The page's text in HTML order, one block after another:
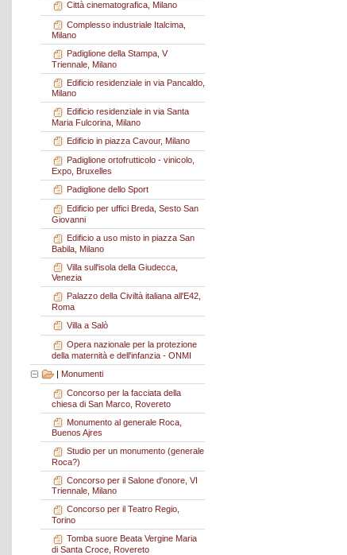
Città cinematografica, Milano
Complesso industriale Italcima,
Milano
Padiglione della Stampa, V
Triennale, Milano
Edificio residenziale in via Pancaldo,
Milano
Edificio residenziale in via Santa
Maria Fulcorina, Milano
Edificio in piazza Cavour, Milano
Padiglione ortofrutticolo - vinicolo,
Expo, Bruxelles
Padiglione dello Sport
Edificio per uffici Breda, Sesto San
Giovanni
Edificio a uso misto in piazza San
Babila, Milano
Villa sull'isola della Giudecca,
Venezia
Palazzo della Civiltà italiana all'E42,
Roma
Villa a Salò
Opera nazionale per la protezione
della maternità e dell'infanzia - ONMI
| Monumenti
Concorso per la facciata della
chiesa di San Marco, Rovereto
Monumento al generale Roca,
Buenos Ajres
Studio per un monumento (generale
Roca?)
Concorso per il Salone d'onore, VI
Triennale, Milano
Concorso per il Teatro Regio,
Torino
Tomba suore Beata Vergine Maria
di Santa Croce, Rovereto